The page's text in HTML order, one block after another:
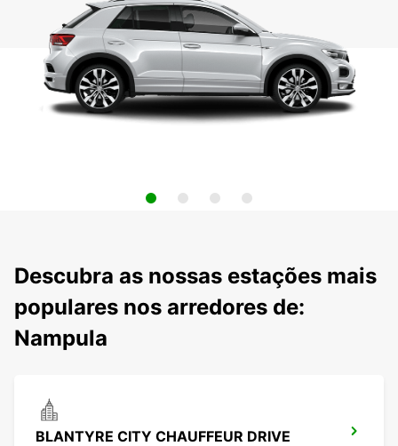
Descubra as nossas estações mais
populares nos arredores de:
Nampula
BLANTYRE CITY CHAUFFEUR DRIVE